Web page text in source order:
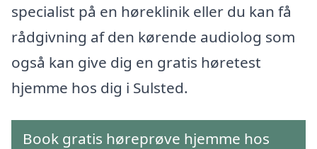
specialist på en høreklinik eller du kan få
rådgivning af den kørende audiolog som
også kan give dig en gratis høretest
hjemme hos dig i Sulsted.
Book gratis høreprøve hjemme hos